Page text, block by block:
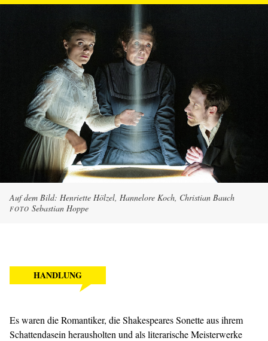
Auf dem Bild: Henriette Hölzel, Hannelore Koch, Christian Bauch
FOTO Sebastian Hoppe
HANDLUNG
Es waren die Romantiker, die Shakespeares Sonette aus ihrem
Schattendasein herausholten und als literarische Meisterwerke